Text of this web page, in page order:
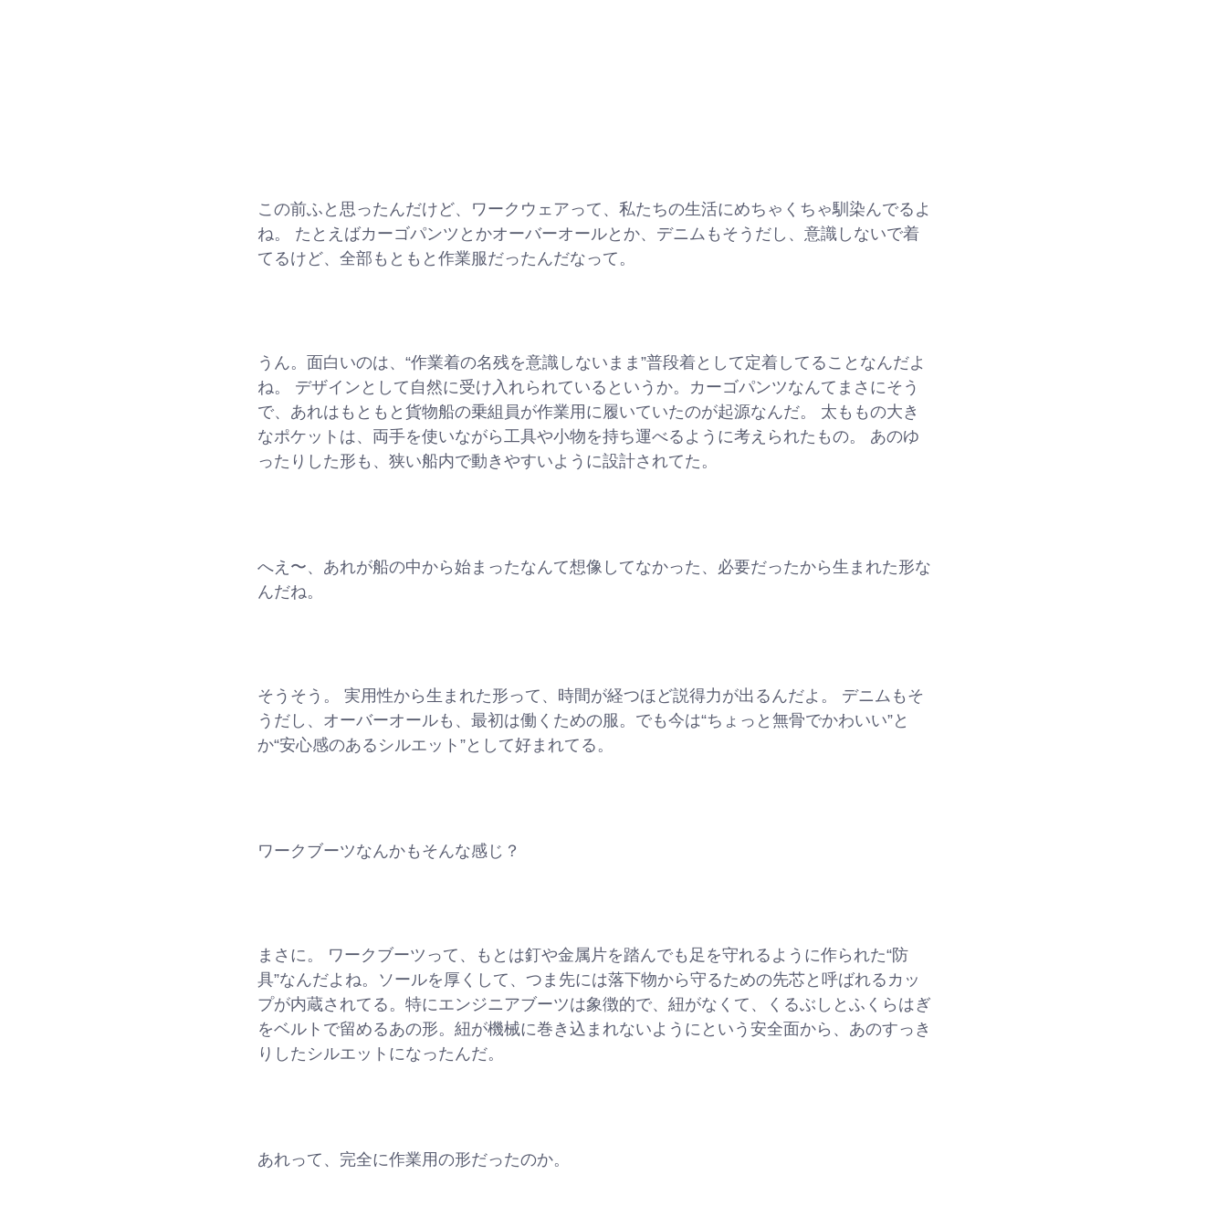
この前ふと思ったんだけど、ワークウェアって、私たちの生活にめちゃくちゃ馴染んでるよ
ね。 たとえばカーゴパンツとかオーバーオールとか、デニムもそうだし、意識しないで着
てるけど、全部もともと作業服だったんだなって。
うん。面白いのは、“作業着の名残を意識しないまま”普段着として定着してることなんだよ
ね。 デザインとして自然に受け入れられているというか。カーゴパンツなんてまさにそう
で、あれはもともと貨物船の乗組員が作業用に履いていたのが起源なんだ。 太ももの大き
なポケットは、両手を使いながら工具や小物を持ち運べるように考えられたもの。 あのゆ
ったりした形も、狭い船内で動きやすいように設計されてた。
へえ〜、あれが船の中から始まったなんて想像してなかった、必要だったから生まれた形な
んだね。
そうそう。 実用性から生まれた形って、時間が経つほど説得力が出るんだよ。 デニムもそ
うだし、オーバーオールも、最初は働くための服。でも今は“ちょっと無骨でかわいい”と
か“安心感のあるシルエット”として好まれてる。
ワークブーツなんかもそんな感じ？
まさに。 ワークブーツって、もとは釘や金属片を踏んでも足を守れるように作られた“防
具”なんだよね。ソールを厚くして、つま先には落下物から守るための先芯と呼ばれるカッ
プが内蔵されてる。特にエンジニアブーツは象徴的で、紐がなくて、くるぶしとふくらはぎ
をベルトで留めるあの形。紐が機械に巻き込まれないようにという安全面から、あのすっき
りしたシルエットになったんだ。
あれって、完全に作業用の形だったのか。